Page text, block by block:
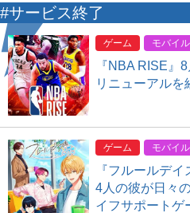
#サービス終了
ゲーム モバイ
『NBA RISE』
リニューアルを
ゲーム モバイ
『フルールデ
4人の彼が日々
イフサポートゲ